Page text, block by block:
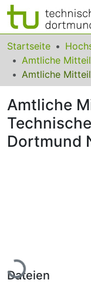
Bereiche &
Das gesamte
FAQ
Leitlinien
Startseite
Amtliche
Dortmund
Lade...
Dateien